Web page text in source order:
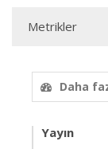
Metrikler
Daha
Yayın